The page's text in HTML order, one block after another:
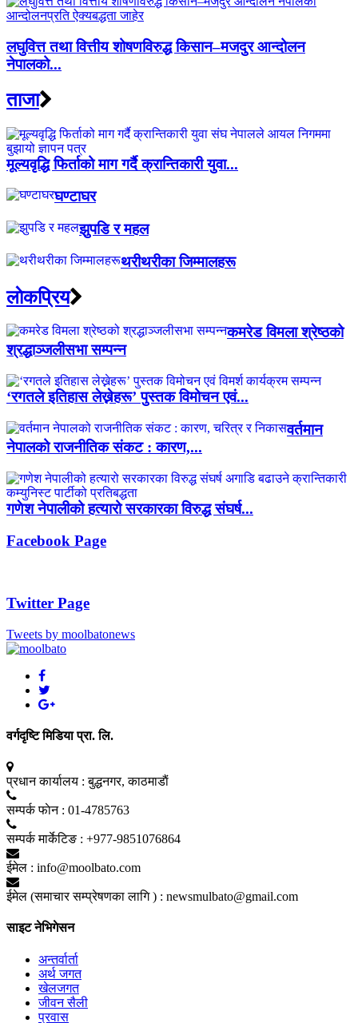
लघुवित्त तथा वित्तीय शोषणविरुद्ध किसान–मजदुर आन्दोलन
नेपालको...
ताजा
मूल्यवृद्धि फिर्ताको माग गर्दै क्रान्तिकारी युवा...
घण्टाघर
झुपडि र महल
थरीथरीका जिम्मालहरू
लाेकप्रिय
कमरेड विमला श्रेष्ठको
श्रद्धाञ्जलीसभा सम्पन्न
‘रगतले इतिहास लेख्नेहरू’ पुस्तक विमोचन एवं...
वर्तमान
नेपालको राजनीतिक संकट : कारण,...
गणेश नेपालीको हत्यारो सरकारका विरुद्ध संघर्ष...
Facebook Page
Twitter Page
Tweets by moolbatonews
वर्गदृष्टि मिडिया प्रा. लि.
प्रधान कार्यालय : बुद्धनगर, काठमाडाैं
सम्पर्क फाेन : 01-4785763
सम्पर्क मार्केटिङ : +977-9851076864
ईमेल : info@moolbato.com
ईमेल (समाचार सम्प्रेषणका लागि ) : newsmulbato@gmail.com
साइट नेभिगेसन
अन्तर्वार्ता
अर्थ जगत
खेलजगत
जीवन सैली
प्रवास